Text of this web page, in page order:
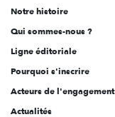
l'engagement
Notre histoire
Qui sommes-nous ?
Ligne éditoriale
Pourquoi s'inscrire
Acteurs de l'engagement
Actualités